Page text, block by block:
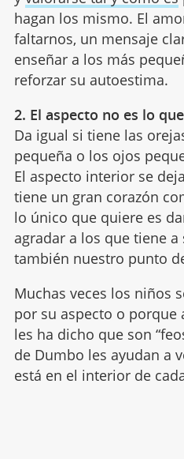
hagan los mismo. El
faltarnos, un mensaje
enseñar a los más
reforzar su autoestima.
2. El aspecto no es lo
Da igual si tiene las
pequeña o los ojos
El aspecto interior se
tiene un gran corazón
lo único que quiere es
agradar a los que tiene a
también nuestro punto
Muchas veces los niños
por su aspecto o porque
les ha dicho que son
de Dumbo les ayudan a
está en el interior de